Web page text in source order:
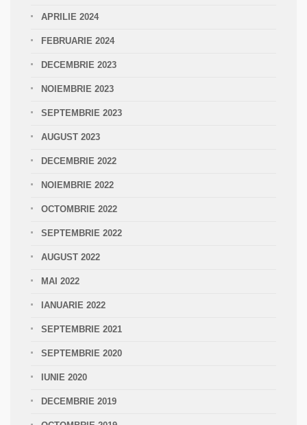
APRILIE 2024
FEBRUARIE 2024
DECEMBRIE 2023
NOIEMBRIE 2023
SEPTEMBRIE 2023
AUGUST 2023
DECEMBRIE 2022
NOIEMBRIE 2022
OCTOMBRIE 2022
SEPTEMBRIE 2022
AUGUST 2022
MAI 2022
IANUARIE 2022
SEPTEMBRIE 2021
SEPTEMBRIE 2020
IUNIE 2020
DECEMBRIE 2019